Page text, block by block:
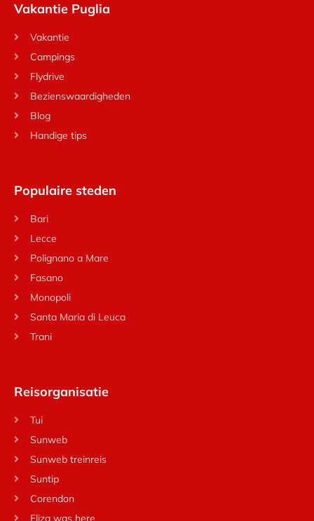
Vakantie Puglia
Vakantie
Campings
Flydrive
Bezienswaardigheden
Blog
Handige tips
Populaire steden
Bari
Lecce
Polignano a Mare
Fasano
Monopoli
Santa Maria di Leuca
Trani
Reisorganisatie
Tui
Sunweb
Sunweb treinreis
Suntip
Corendon
Eliza was here